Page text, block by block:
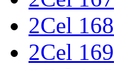
2Cel 168
2Cel 169